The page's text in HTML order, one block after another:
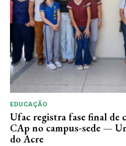
EDUCAÇÃO
Ufac registra fase final de
CAp no campus-sede —
do Acre